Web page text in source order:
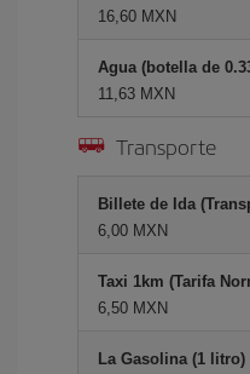
16,60 MXN
Agua (botella de
11,63 MXN
Transporte
Billete de Ida
6,00 MXN
Taxi 1km (Tarifa
6,50 MXN
La Gasolina (1 litro)